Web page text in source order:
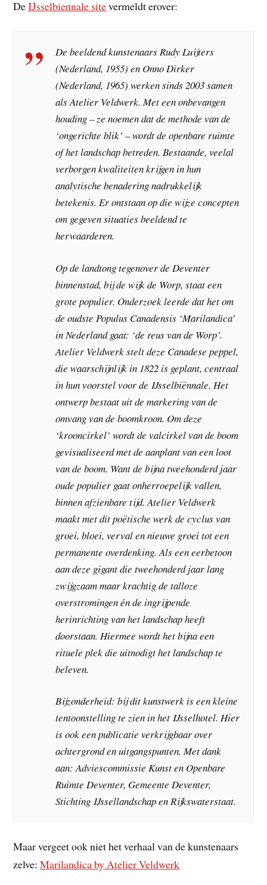
DeIJsselbiennale sitevermeldt erover:
De beeldend kunstenaars Rudy Luijters
(Nederland, 1955) en Onno Dirker
(Nederland, 1965) werken sinds 2003 samen
als Atelier Veldwerk. Met een onbevangen
houding – ze noemen dat de methode van de
‘ongerichte blik’ – wordt de openbare ruimte
of het landschap betreden. Bestaande, veelal
verborgen kwaliteiten krijgen in hun
analytische benadering nadrukkelijk
betekenis. Er ontstaan op die wijze concepten
om gegeven situaties beeldend te
herwaarderen.
Op de landtong tegenover de Deventer
binnenstad, bij de wijk de Worp, staat een
grote populier. Onderzoek leerde dat het om
de oudste Populus Canadensis ‘Marilandica’
in Nederland gaat: ‘de reus van de Worp’.
Atelier Veldwerk stelt deze Canadese peppel,
die waarschijnlijk in 1822 is geplant, centraal
in hun voorstel voor de IJsselbiënnale. Het
ontwerp bestaat uit de markering van de
omvang van de boomkroon. Om deze
‘krooncirkel’ wordt de valcirkel van de boom
gevisualiseerd met de aanplant van een loot
van de boom. Want de bijna tweehonderd jaar
oude populier gaat onherroepelijk vallen,
binnen afzienbare tijd. Atelier Veldwerk
maakt met dit poëtische werk de cyclus van
groei, bloei, verval en nieuwe groei tot een
permanente overdenking. Als een eerbetoon
aan deze gigant die tweehonderd jaar lang
zwijgzaam maar krachtig de talloze
overstromingen én de ingrijpende
herinrichting van het landschap heeft
doorstaan. Hiermee wordt het bijna een
rituele plek die uitnodigt het landschap te
beleven.
Bijzonderheid: bij dit kunstwerk is een kleine
tentoonstelling te zien in het IJsselhotel. Hier
is ook een publicatie verkrijgbaar over
achtergrond en uitgangspunten. Met dank
aan: Adviescommissie Kunst en Openbare
Ruimte Deventer, Gemeente Deventer,
Stichting IJssellandschap en Rijkswaterstaat.
Maar vergeet ook niet het verhaal van de kunstenaars
zelve:Marilandica by Atelier Veldwerk